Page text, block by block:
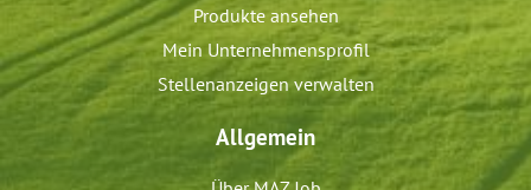
Produkte ansehen
Mein Unternehmensprofil
Stellenanzeigen verwalten
Allgemein